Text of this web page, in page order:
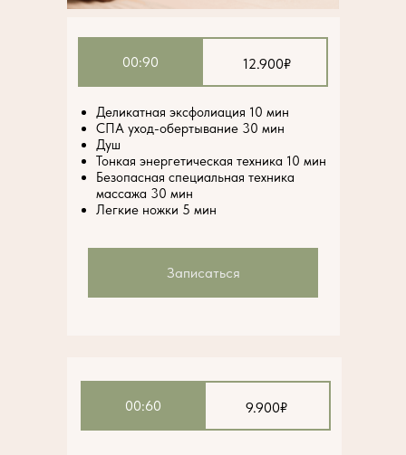
9.900₽
00:60
12.900₽
00:90
Деликатная эксфолиация 10 мин
СПА уход-обертывание 30 мин
Душ
Тонкая энергетическая техника 10 мин
Безопасная специальная техника
массажа 30 мин
Легкие ножки 5 мин
Записаться